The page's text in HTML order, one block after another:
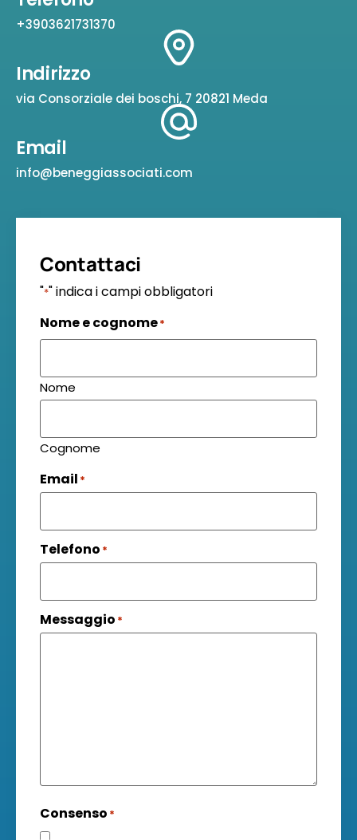
+3903621731370
Indirizzo
via Consorziale dei boschi, 7 20821 Meda
Email
info@beneggiassociati.com
Contattaci
"*" indica i campi obbligatori
Nome e cognome*
Nome
Cognome
Email *
Telefono *
Messaggio *
Consenso *